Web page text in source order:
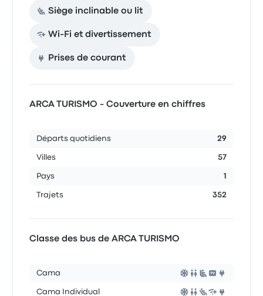
Siège inclinable ou lit
Wi-Fi et divertissement
Prises de courant
ARCA TURISMO - Couverture en chiffres
Départs quotidiens 29
Villes 57
Pays 1
Trajets 352
Classe des bus de ARCA TURISMO
Cama
Cama Individual